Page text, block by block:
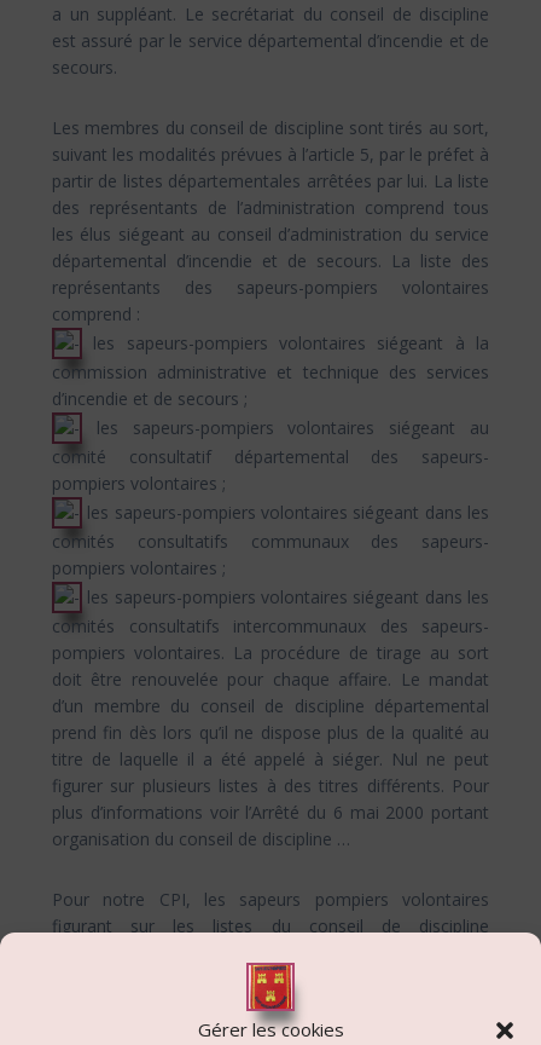
Gérer les cookies
a un suppléant. Le secrétariat du conseil de discipline
est assuré par le service départemental d’incendie et de
secours.
Les membres du conseil de discipline sont tirés au sort,
suivant les modalités prévues à l’article 5, par le préfet à
partir de listes départementales arrêtées par lui. La liste
des représentants de l’administration comprend tous
les élus siégeant au conseil d’administration du service
départemental d’incendie et de secours. La liste des
représentants des sapeurs-pompiers volontaires
comprend :
les sapeurs-pompiers volontaires siégeant à la
commission administrative et technique des services
d’incendie et de secours ;
les sapeurs-pompiers volontaires siégeant au
comité consultatif départemental des sapeurs-
pompiers volontaires ;
les sapeurs-pompiers volontaires siégeant dans les
comités consultatifs communaux des sapeurs-
pompiers volontaires ;
les sapeurs-pompiers volontaires siégeant dans les
comités consultatifs intercommunaux des sapeurs-
pompiers volontaires. La procédure de tirage au sort
doit être renouvelée pour chaque affaire. Le mandat
d’un membre du conseil de discipline départemental
prend fin dès lors qu’il ne dispose plus de la qualité au
titre de laquelle il a été appelé à siéger. Nul ne peut
figurer sur plusieurs listes à des titres différents. Pour
plus d’informations voir l’Arrêté du 6 mai 2000 portant
organisation du conseil de discipline …
Pour notre CPI, les sapeurs pompiers volontaires
figurant sur les listes du conseil de discipline